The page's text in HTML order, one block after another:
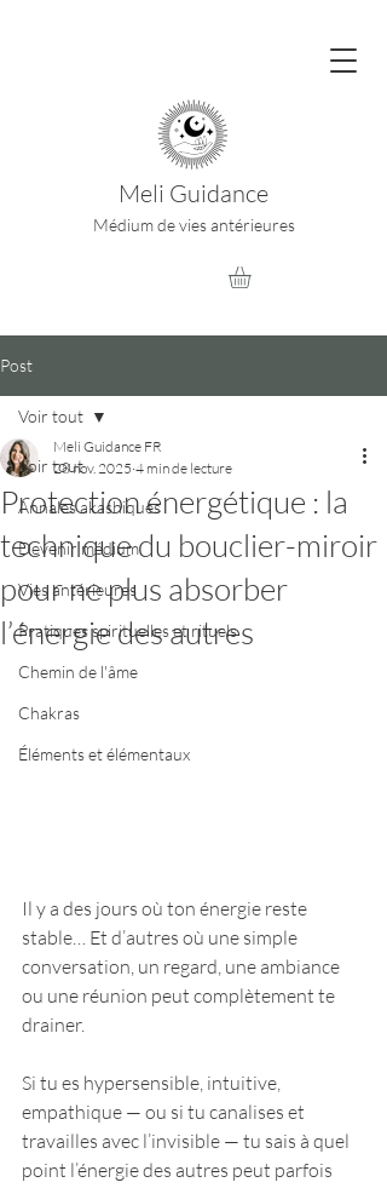
Meli Guidance
Médium de vies antérieures
Post
Voir tout
Annales akashiques
Devenir médium
Vies antérieures
Pratiques spirituelles et rituels
Chemin de l'âme
Chakras
Éléments et élémentaux
Voir tout
Protection énergétique : la
technique du bouclier-miroir
pour ne plus absorber
l’énergie des autres
Meli Guidance FR
28 nov. 2025 4 min de lecture
Il y a des jours où ton énergie reste
stable… Et d’autres où une simple
conversation, un regard, une ambiance
ou une réunion peut complètement te
drainer.
Si tu es hypersensible, intuitive,
empathique — ou si tu canalises et
travailles avec l’invisible — tu sais à quel
point l’énergie des autres peut parfois